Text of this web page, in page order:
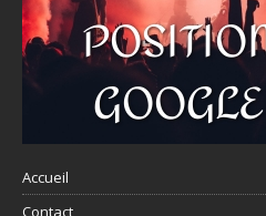
Accueil
Contact